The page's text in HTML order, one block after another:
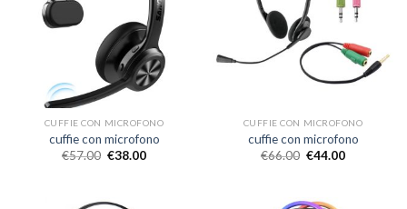
CUFFIE CON MICROFONO
cuffie con microfono
€57.00 €38.00
CUFFIE CON MICROFONO
cuffie con microfono
€66.00 €44.00